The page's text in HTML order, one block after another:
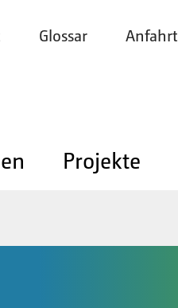
Glossar Anfahrt
Projekte